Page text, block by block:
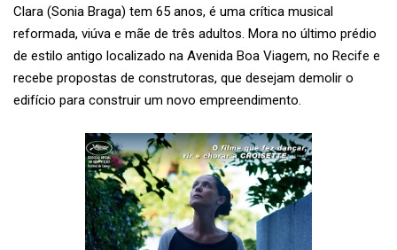
Clara (Sonia Braga) tem 65 anos, é uma crítica musical
reformada, viúva e mãe de três adultos. Mora no último prédio
de estilo antigo localizado na Avenida Boa Viagem, no Recife e
recebe propostas de construtoras, que desejam demolir o
edifício para construir um novo empreendimento.